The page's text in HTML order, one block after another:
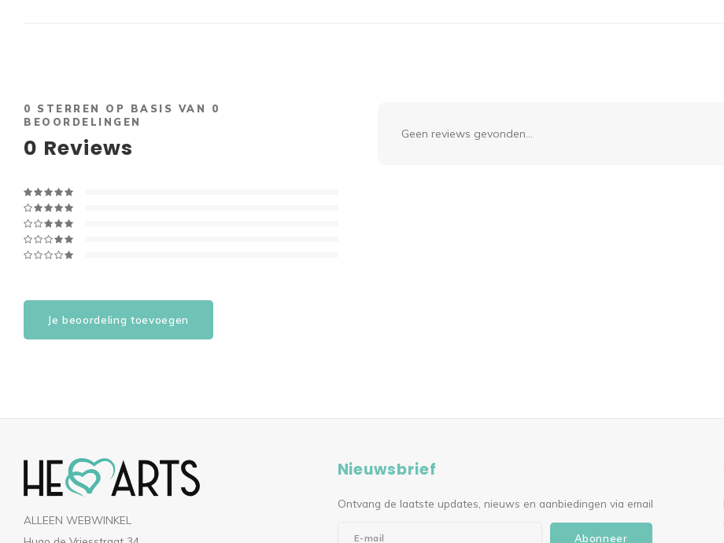
0 STERREN OP BASIS VAN 0
BEOORDELINGEN
0 Reviews
Je beoordeling toevoegen
Geen reviews gevonden...
ALLEEN WEBWINKEL
Nieuwsbrief
Ontvang de laatste updates, nieuws en aanbiedingen via email
Abonneer